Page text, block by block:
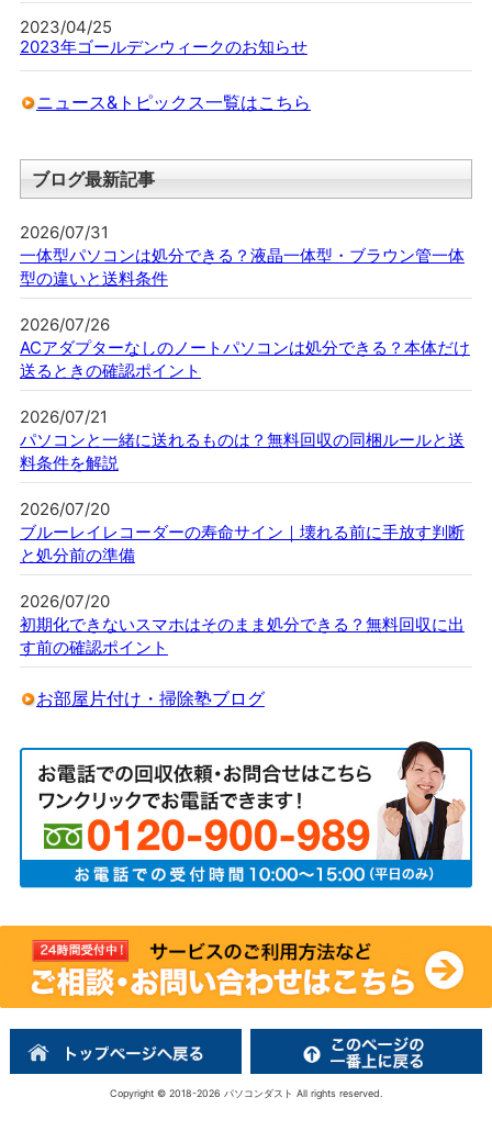
2023/04/25
2023年ゴールデンウィークのお知らせ
ニュース&トピックス一覧はこちら
ブログ最新記事
2026/07/31
一体型パソコンは処分できる？液晶一体型・ブラウン管一体
型の違いと送料条件
2026/07/26
ACアダプターなしのノートパソコンは処分できる？本体だけ
送るときの確認ポイント
2026/07/21
パソコンと一緒に送れるものは？無料回収の同梱ルールと送
料条件を解説
2026/07/20
ブルーレイレコーダーの寿命サイン｜壊れる前に手放す判断
と処分前の準備
2026/07/20
初期化できないスマホはそのまま処分できる？無料回収に出
す前の確認ポイント
お部屋片付け・掃除塾ブログ
Copyright © 2018-2026 パソコンダスト All rights reserved.